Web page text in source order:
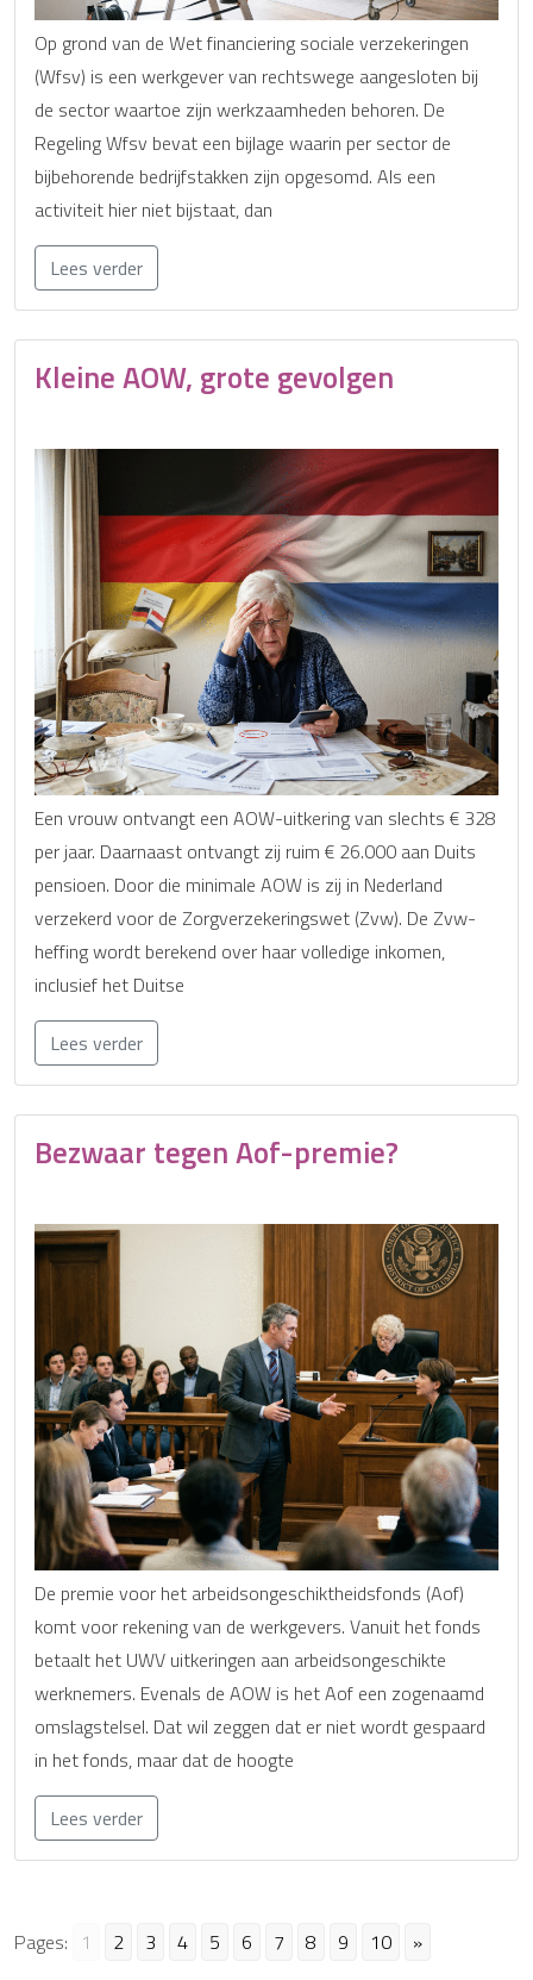
Op grond van de Wet financiering sociale verzekeringen
(Wfsv) is een werkgever van rechtswege aangesloten bij
de sector waartoe zijn werkzaamheden behoren. De
Regeling Wfsv bevat een bijlage waarin per sector de
bijbehorende bedrijfstakken zijn opgesomd. Als een
activiteit hier niet bijstaat, dan
Lees verder
Kleine AOW, grote gevolgen
Een vrouw ontvangt een AOW-uitkering van slechts € 328
per jaar. Daarnaast ontvangt zij ruim € 26.000 aan Duits
pensioen. Door die minimale AOW is zij in Nederland
verzekerd voor de Zorgverzekeringswet (Zvw). De Zvw-
heffing wordt berekend over haar volledige inkomen,
inclusief het Duitse
Lees verder
Bezwaar tegen Aof-premie?
De premie voor het arbeidsongeschiktheidsfonds (Aof)
komt voor rekening van de werkgevers. Vanuit het fonds
betaalt het UWV uitkeringen aan arbeidsongeschikte
werknemers. Evenals de AOW is het Aof een zogenaamd
omslagstelsel. Dat wil zeggen dat er niet wordt gespaard
in het fonds, maar dat de hoogte
Lees verder
Pages: 1 2 3 4 5 6 7 8 9 10 »